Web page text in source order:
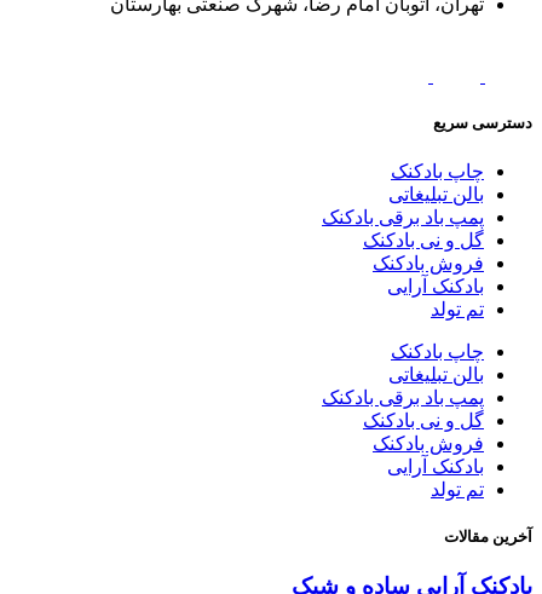
دسترسی سریع
چاپ بادکنک
بالن تبلیغاتی
پمپ باد برقی بادکنک
گل و نی بادکنک
فروش بادکنک
بادکنک آرایی
تم تولد
چاپ بادکنک
بالن تبلیغاتی
پمپ باد برقی بادکنک
گل و نی بادکنک
فروش بادکنک
بادکنک آرایی
تم تولد
آخرین مقالات
بادکنک آرایی ساده و شیک